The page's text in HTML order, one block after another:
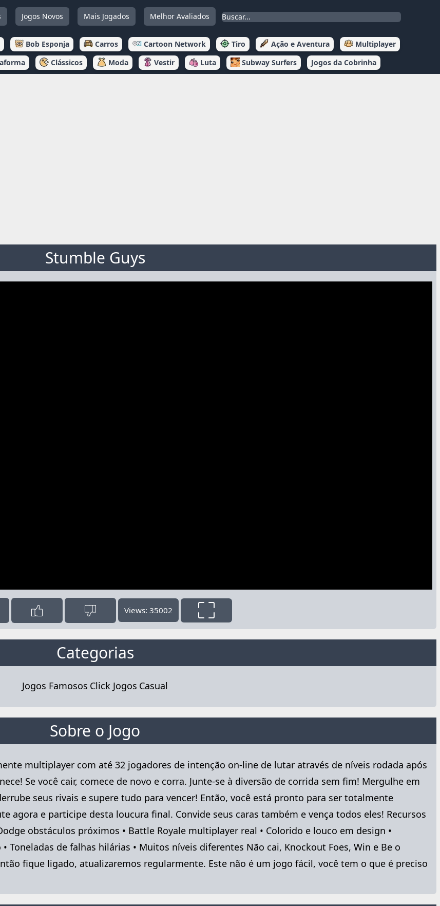
Jogos Novos Mais Jogados Melhor Avaliados
Bob Esponja Carros Cartoon Network Tiro Ação e Aventura
Multiplayer
Clássicos Moda Vestir Luta Subway Surfers Jogos da Cobrinha
Stumble Guys
Views: 35002
Categorias
Jogos Famosos Click Jogos Casual
Sobre o Jogo
multiplayer com até 32 jogadores de intenção on-line de lutar através de níveis rodada após
Se você cair, comece de novo e corra. Junte-se à diversão de corrida sem fim! Mergulhe em
seus rivais e supere tudo para vencer! Então, você está pronto para ser totalmente
agora e participe desta loucura final. Convide seus caras também e vença todos eles! Recursos
obstáculos próximos • Battle Royale multiplayer real • Colorido e louco em design •
Toneladas de falhas hilárias • Muitos níveis diferentes Não cai, Knockout Foes, Win e Be o
fique ligado, atualizaremos regularmente. Este não é um jogo fácil, você tem o que é preciso